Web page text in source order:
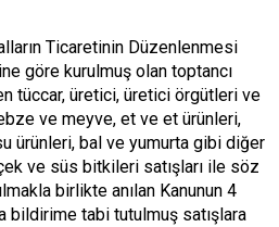
Ticaretinin Düzenlenmesi
göre kurulmuş olan toptancı
tüccar, üretici, üretici örgütleri ve
ve meyve, et ve et ürünleri,
ürünleri, bal ve yumurta gibi diğer
ve süs bitkileri satışları ile söz
birlikte anılan Kanunun 4
bildirime tabi tutulmuş satışlara